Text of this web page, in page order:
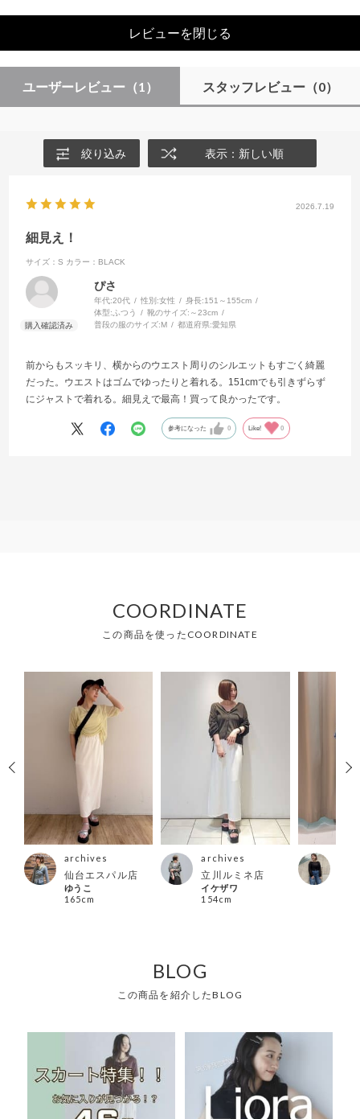
レビューを閉じる
ユーザーレビュー （1） スタッフレビュー（0）
絞り込み 表示：新しい順
2026.7.19
細見え！
サイズ：S カラー：BLACK
ぴさ
年代:20代 性別:女性 身長:151～155cm
体型: ふつう 靴のサイズ: ～23cm
普段の服のサイズ:M 都道府県:愛知県
前からもスッキリ、横からのウエスト周りのシルエットもすごく綺麗
だった。ウエストはゴムでゆったりと着れる。151cmでも引きずらず
にジャストで着れる。細見えで最高！買って良かったです。
参考になった 0 Like! 0
COORDINATE
この商品を使ったCOORDINATE
archives
仙台エスパル店
ゆうこ
165cm
archives
立川ルミネ店
イケザワ
154cm
BLOG
この商品を紹介したBLOG